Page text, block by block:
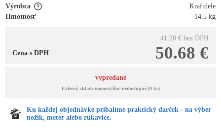
Výrobca
Kraftdele
Hmotnosť
14,5 kg
41.20 € bez DPH
50.68 €
Cena s DPH
vypredané
Externý sklad: momentálne nedostupné (0 ks)
Ku každej objednávke pribalíme praktický darček - na výber
nožík, meter alebo rukavice.